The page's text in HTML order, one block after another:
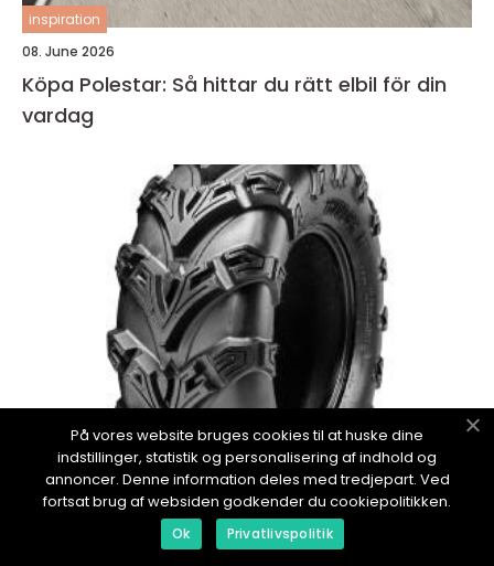
inspiration
08. June 2026
Köpa Polestar: Så hittar du rätt elbil för din
vardag
inspiration
På vores website bruges cookies til at huske dine
indstillinger, statistik og personalisering af indhold og
annoncer. Denne information deles med tredjepart. Ved
fortsat brug af websiden godkender du cookiepolitikken.
Ok Privatlivspolitik